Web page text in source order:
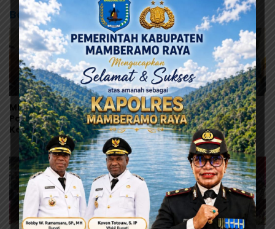
Baca Juga
MRP Tegaskan Dukungan
Papua Utara: “Ini Soal
Keadilan bagi Saireri”
Tonny Tesar Serap
Aspirasi MRP, Lanjutkan
Perjuangan Matius
Awaitouw, Kawal
Perlindungan RUU
Masyarakat Adat